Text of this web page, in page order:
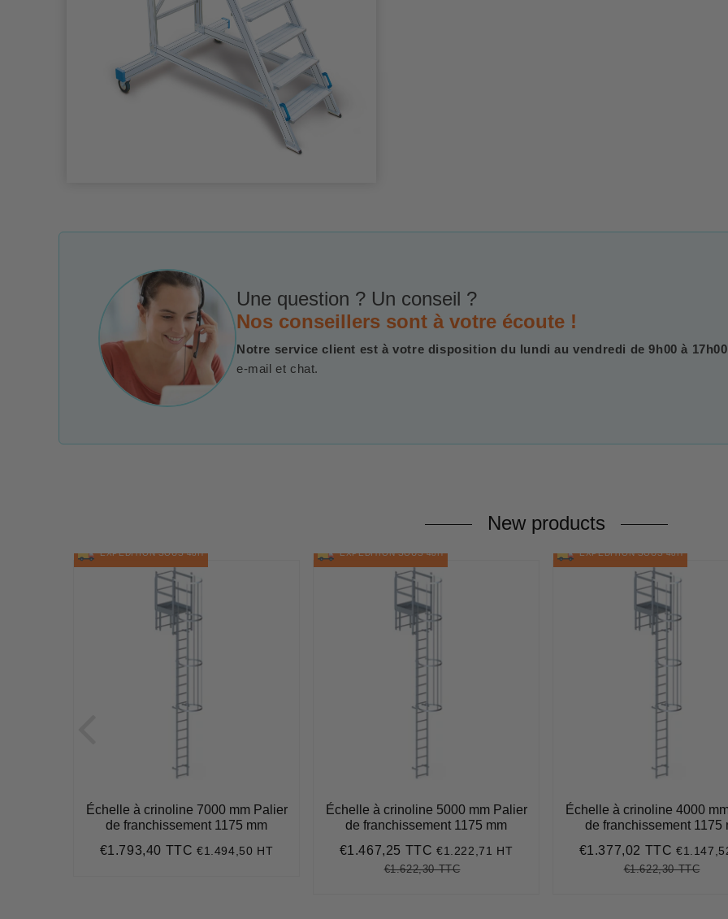
Une question ? Un conseil ?
Nos conseillers sont à votre écoute !
Notre service client est à votre disposition du lundi au vendredi de 9h00 à 17h00
e-mail et chat.
New products
EXPÉDITION SOUS 48H
Échelle à crinoline 7000 mm Palier
de franchissement 1175 mm
Prix
€1.793,40 TTC€1.793,40
€1.494,50 HT
EXPÉDITION SOUS 48H
Échelle à crinoline 5000 mm Palier
de franchissement 1175 mm
Prix
€1.467,25 TTC€1.467,25
€1.222,71 HT
Prix
€1.622,30 TTC€1.622,30
EXPÉDITION SOUS 48H
Échelle à crinoline 4000
de franchissement 1175
Prix
€1.377,02 TTC
Prix
€1.622,30 TTC